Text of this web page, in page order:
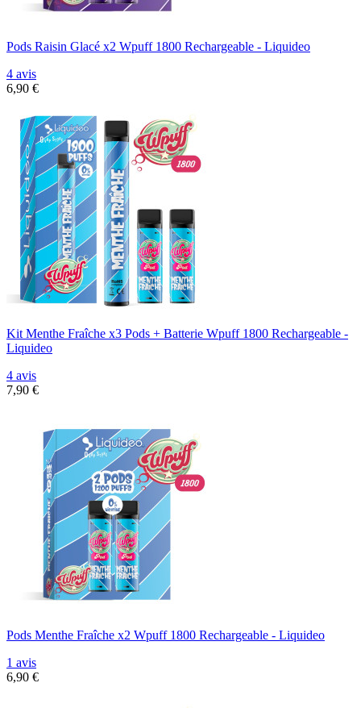
Pods Raisin Glacé x2 Wpuff 1800 Rechargeable - Liquideo
4 avis
6,90 €
Kit Menthe Fraîche x3 Pods + Batterie Wpuff 1800 Rechargeable -
Liquideo
4 avis
7,90 €
Pods Menthe Fraîche x2 Wpuff 1800 Rechargeable - Liquideo
1 avis
6,90 €